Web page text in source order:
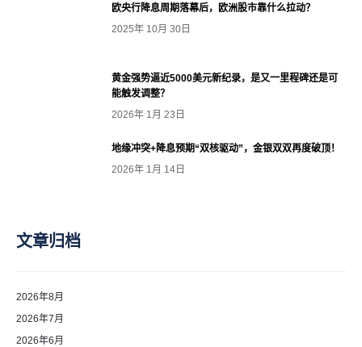
欧央行降息周期落幕后，欧洲股市靠什么拉动？
2025年 10月 30日
黄金强势逼近5000美元新纪录，是又一里程碑还是可
能触发调整？
2026年 1月 23日
地缘冲突+降息预期“双核驱动”，金银双双再度破顶！
2026年 1月 14日
文章归档
2026年8月
2026年7月
2026年6月